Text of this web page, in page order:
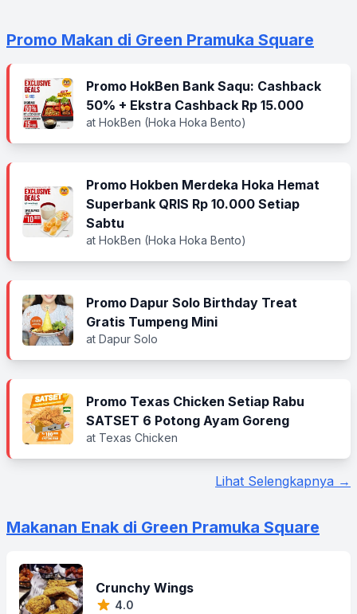
Promo Makan di Green Pramuka Square
Promo HokBen Bank Saqu: Cashback
50% + Ekstra Cashback Rp 15.000
at HokBen (Hoka Hoka Bento)
Promo Hokben Merdeka Hoka Hemat
Superbank QRIS Rp 10.000 Setiap
Sabtu
at HokBen (Hoka Hoka Bento)
Promo Dapur Solo Birthday Treat
Gratis Tumpeng Mini
at Dapur Solo
Promo Texas Chicken Setiap Rabu
SATSET 6 Potong Ayam Goreng
at Texas Chicken
Lihat Selengkapnya →
Makanan Enak di Green Pramuka Square
Crunchy Wings
4.0